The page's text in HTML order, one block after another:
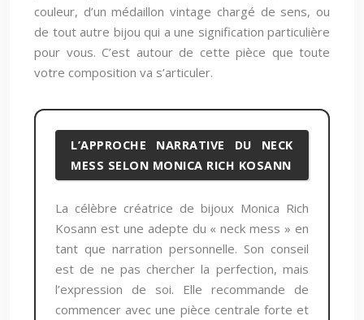
couleur, d’un médaillon vintage chargé de sens, ou
de tout autre bijou qui a une signification particulière
pour vous. C’est autour de cette pièce que toute
votre composition va s’articuler.
L’APPROCHE NARRATIVE DU NECK
MESS SELON MONICA RICH KOSANN
La célèbre créatrice de bijoux Monica Rich
Kosann est une adepte du « neck mess » en
tant que narration personnelle. Son conseil
est de ne pas chercher la perfection, mais
l’expression de soi. Elle recommande de
commencer avec une pièce centrale forte et